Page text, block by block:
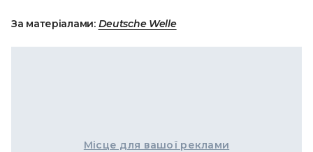
За матеріалами: Deutsche Welle
Місце для вашої реклами